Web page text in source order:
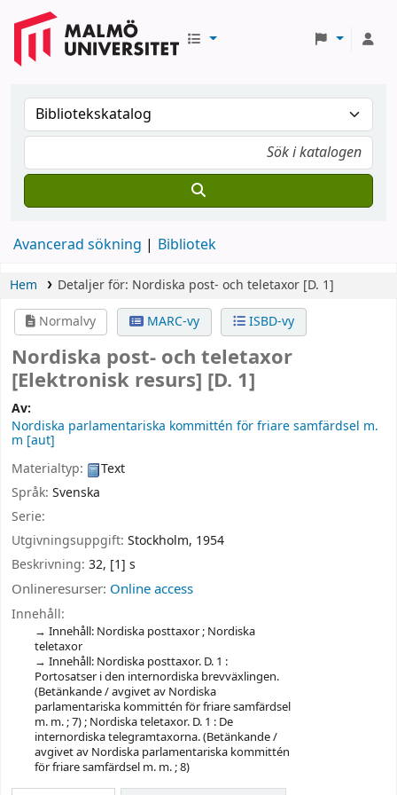
Avancerad sökning Bibliotek
Hem Detaljer för: Nordiska post- och teletaxor [D. 1]
Normalvy
MARC-vy ISBD-vy
Nordiska post- och teletaxor
[Elektronisk resurs] [D. 1]
Av:
Nordiska parlamentariska kommittén för friare samfärdsel m.
m [aut]
Materialtyp:
Text
Språk: Svenska
Serie:
Utgivningsuppgift: Stockholm, 1954
Beskrivning: 32, [1] s
Onlineresurser: Online access
Innehåll:
Innehåll: Nordiska posttaxor ; Nordiska
teletaxor
Innehåll: Nordiska posttaxor. D. 1 :
Portosatser i den internordiska brevväxlingen.
(Betänkande / avgivet av Nordiska
parlamentariska kommittén för friare samfärdsel
m. m. ; 7) ; Nordiska teletaxor. D. 1 : De
internordiska telegramtaxorna. (Betänkande /
avgivet av Nordiska parlamentariska kommittén
för friare samfärdsel m. m. ; 8)